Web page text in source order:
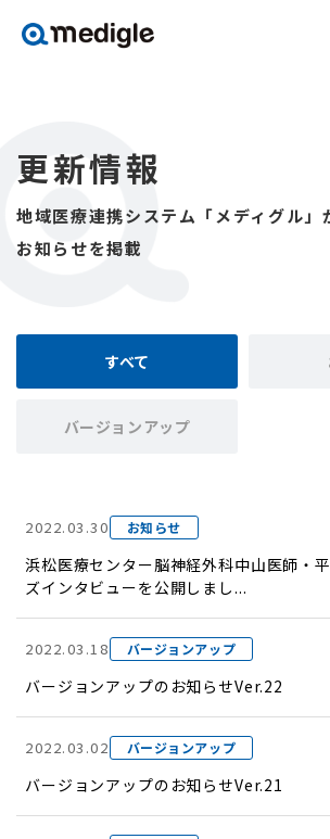
更新情報
地域医療連携システム「メディグル」
お知らせを掲載
すべて
バージョンアップ
2022.03.30 お知らせ
浜松医療センター脳神経外科中山医師・
ズインタビューを公開しまし...
2022.03.18 バージョンアップ
バージョンアップのお知らせVer.22
2022.03.02 バージョンアップ
バージョンアップのお知らせVer.21